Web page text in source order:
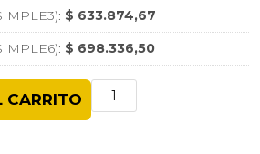
$ 633.874,67
$ 698.336,50
CARRITO